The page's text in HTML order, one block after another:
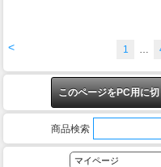
< 1
このページをPC用に
商品検索
マイページ